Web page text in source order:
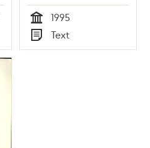
Tid
1995
Typ
Text